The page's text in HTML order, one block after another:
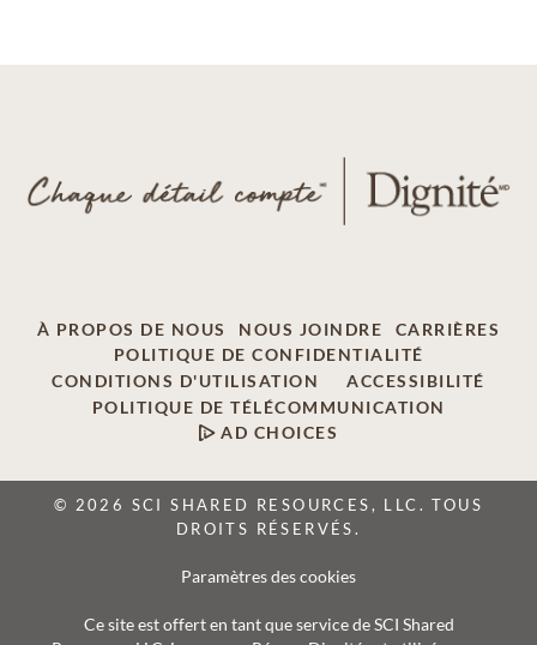
À PROPOS DE NOUS NOUS JOINDRE
CARRIÈRES
POLITIQUE DE CONFIDENTIALITÉ
CONDITIONS D'UTILISATION
ACCESSIBILITÉ
POLITIQUE DE TÉLÉCOMMUNICATION
AD CHOICES
© 2026 SCI SHARED RESOURCES, LLC. TOUS
DROITS RÉSERVÉS.
Paramètres des cookies
Ce site est offert en tant que service de SCI Shared